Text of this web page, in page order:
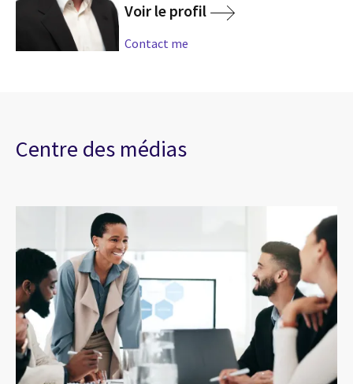
Voir le profil
Contact me
Centre des médias